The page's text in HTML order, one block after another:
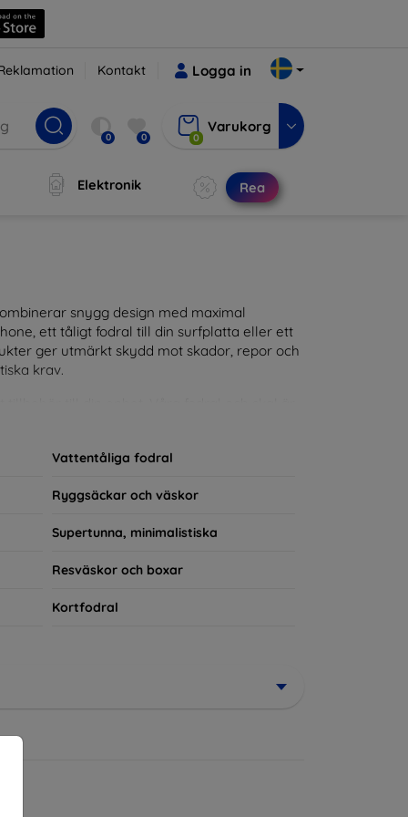
Kontakt Logga in
0 0 0
Varukorg
Elektronik Rea
snygg design med maximal
ett tåligt fodral till din surfplatta eller ett
ger utmärkt skydd mot skador, repor och
krav.
del av din vardagsoutfit. För teknikälskare
Vattentåliga fodral
Ryggsäckar och väskor
Supertunna, minimalistiska
Resväskor och boxar
Kortfodral